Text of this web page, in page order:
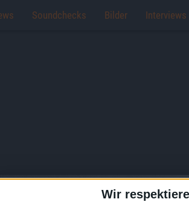
Wir
Soundchecks Bilder Interviews